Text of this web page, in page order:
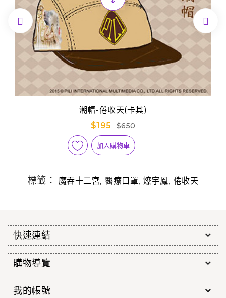
潮帽-倦收天(卡其)
$195
$650
加入購物車
 
標籤： 魔吞十二宮,醫療口罩,燎宇鳳, 倦收天
快速連結
購物導覽
我的帳號